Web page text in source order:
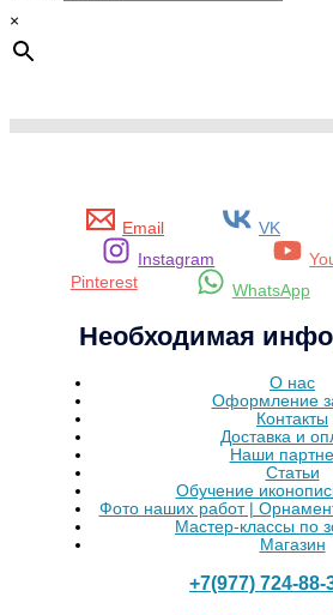
×
Email VK
Instagram
Pinterest
WhatsApp
Необходимая
О нас
Оформление
Контакты
Доставка и
Наши
Статьи
Обучение
Фото наших работ |
Мастер-классы по
Магазин
+7(977) 724-88-